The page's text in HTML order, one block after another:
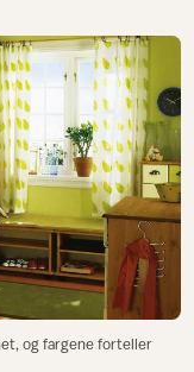
og fargene forteller